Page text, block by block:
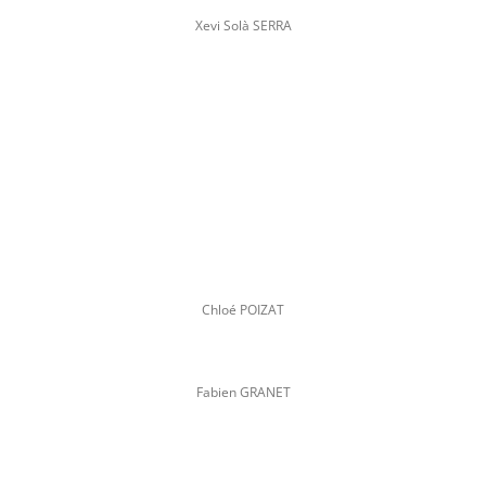
Xevi Solà SERRA
Chloé POIZAT
Fabien GRANET